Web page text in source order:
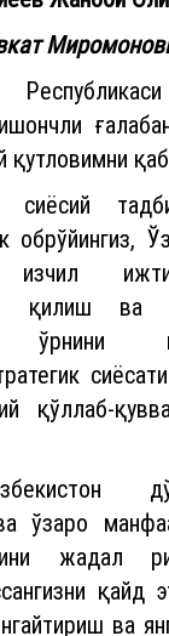
қутловимни
обрўйингиз,
қилиш ва
ўрнини
қўллаб-
Ўзбекистон
ўзаро
жадал
қайд
ва